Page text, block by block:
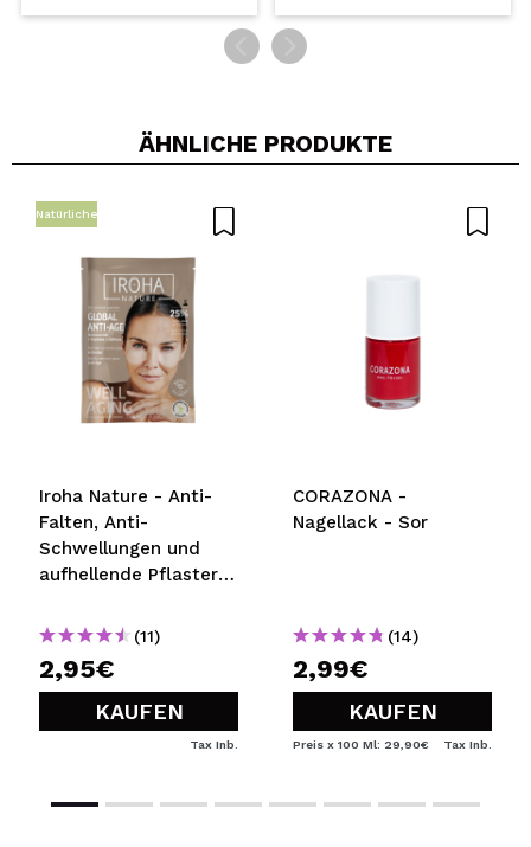
ÄHNLICHE PRODUKTE
Natürliche
Iroha Nature - Anti-
Falten, Anti-
Schwellungen und
aufhellende Pflaster
Niacinamid, Koffein
und Peptide
(11)
2,95€
KAUFEN
Tax Inb.
CORAZONA -
Nagellack - Sor
(14)
2,99€
KAUFEN
Preis x 100 Ml: 29,90€ Tax Inb.